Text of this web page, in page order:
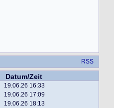
RSS
Datum/Zeit
19.06.26 16:33
19.06.26 17:09
19.06.26 18:13